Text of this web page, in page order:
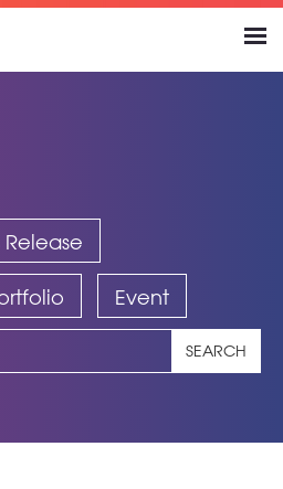
Release
Event
SEARCH